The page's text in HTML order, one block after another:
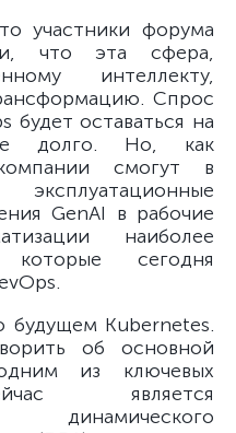
участники форума
что эта сфера,
интеллекту,
Спрос
будет оставаться на
долго. Но, как
смогут в
GenAI в рабочие
наиболее
сегодня
будущем Kubernetes.
об основной
из ключевых
является
динамического